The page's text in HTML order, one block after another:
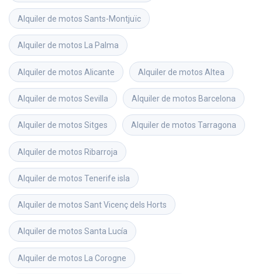
Alquiler de motos Sants-Montjuïc
Alquiler de motos La Palma
Alquiler de motos Alicante Alquiler de motos Altea
Alquiler de motos Sevilla Alquiler de motos Barcelona
Alquiler de motos Sitges Alquiler de motos Tarragona
Alquiler de motos Ribarroja
Alquiler de motos Tenerife isla
Alquiler de motos Sant Vicenç dels Horts
Alquiler de motos Santa Lucía
Alquiler de motos La Corogne